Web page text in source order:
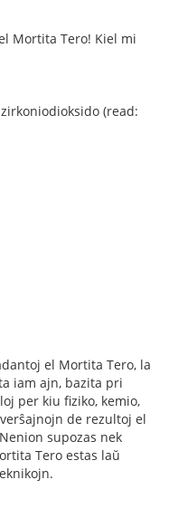
Mortita Tero! Kiel mi
(read:
el Mortita Tero, la
iam ajn, bazita pri
per kiu fiziko, kemio,
de rezultoj el
supozas nek
Tero estas laŭ